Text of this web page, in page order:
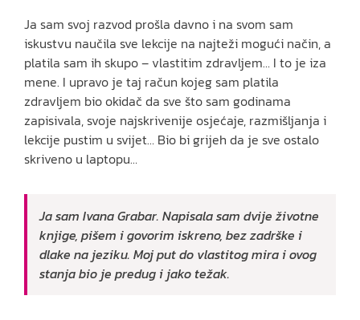
Ja sam svoj razvod prošla davno i na svom sam
iskustvu naučila sve lekcije na najteži mogući način, a
platila sam ih skupo – vlastitim zdravljem… I to je iza
mene. I upravo je taj račun kojeg sam platila
zdravljem bio okidač da sve što sam godinama
zapisivala, svoje najskrivenije osjećaje, razmišljanja i
lekcije pustim u svijet… Bio bi grijeh da je sve ostalo
skriveno u laptopu…
Ja sam Ivana Grabar. Napisala sam dvije životne
knjige, pišem i govorim iskreno, bez zadrške i
dlake na jeziku. Moj put do vlastitog mira i ovog
stanja bio je predug i jako težak.